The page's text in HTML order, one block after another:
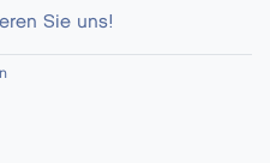
Sie uns!